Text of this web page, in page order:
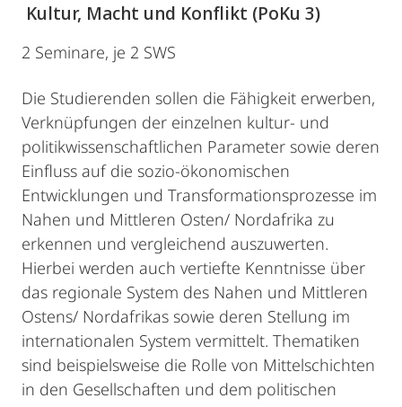
Kultur, Macht und Konflikt (PoKu 3)
2 Seminare, je 2 SWS
Die Studierenden sollen die Fähigkeit erwerben,
Verknüpfungen der einzelnen kultur- und
politikwissenschaftlichen Parameter sowie deren
Einfluss auf die sozio-ökonomischen
Entwicklungen und Transformationsprozesse im
Nahen und Mittleren Osten/ Nordafrika zu
erkennen und vergleichend auszuwerten.
Hierbei werden auch vertiefte Kenntnisse über
das regionale System des Nahen und Mittleren
Ostens/ Nordafrikas sowie deren Stellung im
internationalen System vermittelt. Thematiken
sind beispielsweise die Rolle von Mittelschichten
in den Gesellschaften und dem politischen